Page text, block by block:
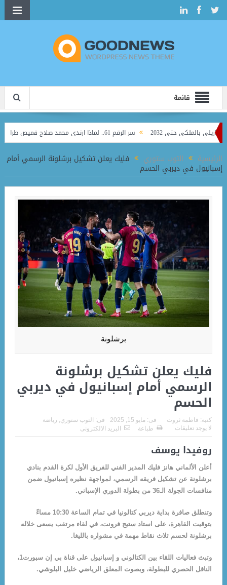
قائمة
بالملكي حتى 2032 سر الرقم 61.. لماذا ارتدى محمد صلاح قميص طرابزون قبل الظهور الرسمي؟
الرئيسية التوب ستوري فليك يعلن تشكيل برشلونة الرسمي أمام
إسبانيول في ديربي الحسم
برشلونة
فليك يعلن تشكيل برشلونة
الرسمي أمام إسبانيول في ديربي
الحسم
كتبه: فاطمة ثروت فى: مايو 15, 2025 فى: التوب ستوري رياضة
لا يوجد تعليقات
طباعة البريد الالكترونى
روفيدا يوسف
أعلن الألماني هانز فليك المدير الفني للفريق الأول لكرة القدم بنادي
برشلونة عن تشكيل فريقه الرسمي، لمواجهة نظيره إسبانيول ضمن
منافسات الجولة الـ36 من بطولة الدوري الإسباني.
وتنطلق صافرة بداية ديربي كتالونيا في تمام الساعة 10:30 مساءً
بتوقيت القاهرة، على استاد ستيج فرونت، في لقاء مرتقب يسعى خلاله
برشلونة لحسم ثلاث نقاط مهمة في مشواره بالليغا.
وتبث فعاليات اللقاء بين الكتالوني و إسبانيول على قناة بي إن سبورت1،
الناقل الحصري للبطولة، وبصوت المعلق الرياضي خليل البلوشي.